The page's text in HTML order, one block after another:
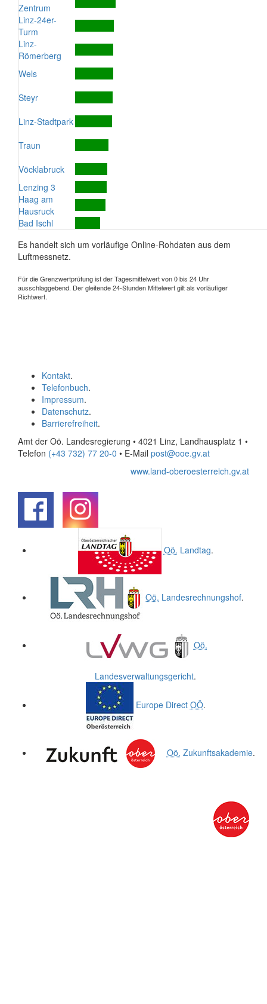
Zentrum
Linz-24er-
Turm
Linz-
Römerberg
Wels
Steyr
Linz-Stadtpark
Traun
Vöcklabruck
Lenzing 3
Haag am
Hausruck
Bad Ischl
Es handelt sich um vorläufige Online-Rohdaten aus dem
Luftmessnetz.
Für die Grenzwertprüfung ist der Tagesmittelwert von 0 bis 24 Uhr
ausschlaggebend. Der gleitende 24-Stunden Mittelwert gilt als vorläufiger
Richtwert.
Kontakt.
Telefonbuch.
Impressum.
Datenschutz.
Barrierefreiheit.
Amt der Oö. Landesregierung • 4021 Linz, Landhausplatz 1 •
Telefon (+43 732) 77 20-0 • E-Mail post@ooe.gv.at
www.land-oberoesterreich.gv.at
Oö. Landtag.
Oö. Landesrechnungshof.
Oö.
Landesverwaltungsgericht.
Europe Direct OÖ.
Oö. Zukunftsakademie.